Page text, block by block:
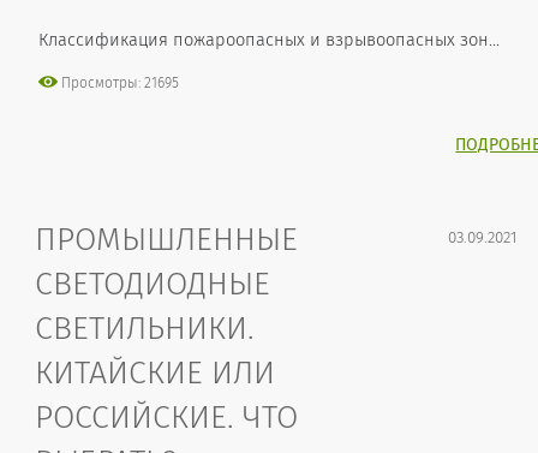
Классификация пожароопасных и взрывоопасных зон...
Просмотры: 21695
03.09.2021
ПРОМЫШЛЕННЫЕ
СВЕТОДИОДНЫЕ
СВЕТИЛЬНИКИ.
КИТАЙСКИЕ ИЛИ
РОССИЙСКИЕ. ЧТО